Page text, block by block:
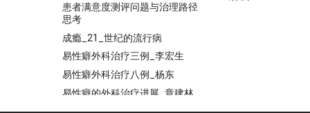
患者满意度测评问题与治理路径
思考
成瘾_21_世纪的流行病
易性癖外科治疗三例_李宏生
易性癖外科治疗八例_杨东
易性癖的外科治疗进展_章建林